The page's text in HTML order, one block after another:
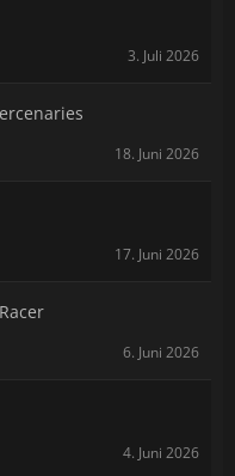
3. Juli 2026
18. Juni 2026
17. Juni 2026
6. Juni 2026
4. Juni 2026